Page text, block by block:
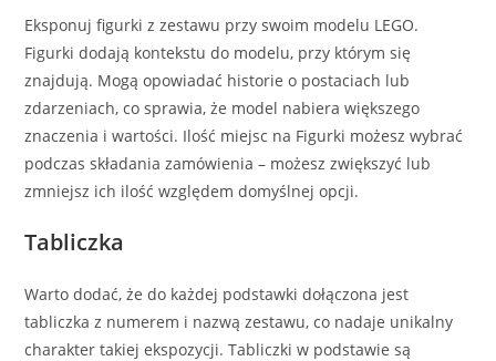
Eksponuj figurki z zestawu przy swoim modelu LEGO.
Figurki dodają kontekstu do modelu, przy którym się
znajdują. Mogą opowiadać historie o postaciach lub
zdarzeniach, co sprawia, że model nabiera większego
znaczenia i wartości. Ilość miejsc na Figurki możesz wybrać
podczas składania zamówienia – możesz zwiększyć lub
zmniejsz ich ilość względem domyślnej opcji.
Tabliczka
Warto dodać, że do każdej podstawki dołączona jest
tabliczka z numerem i nazwą zestawu, co nadaje unikalny
charakter takiej ekspozycji. Tabliczki w podstawie są